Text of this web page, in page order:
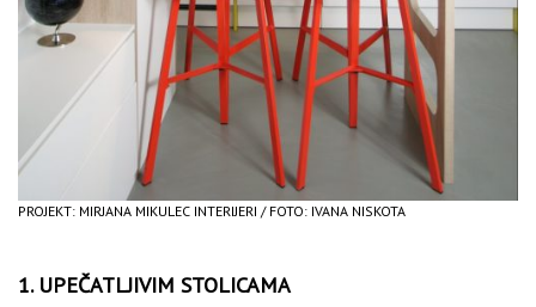
PROJEKT: MIRJANA MIKULEC INTERIJERI / FOTO: IVANA NISKOTA
1. UPEČATLJIVIM STOLICAMA